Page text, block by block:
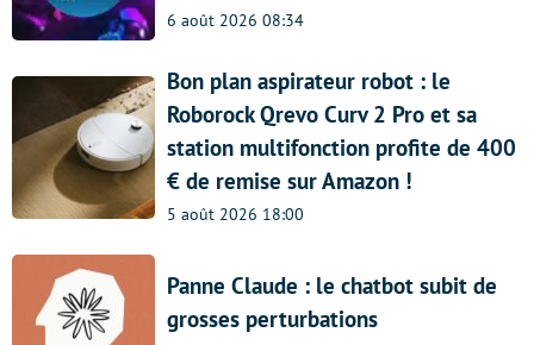
6 août 2026 08:34
Bon plan aspirateur robot : le
Roborock Qrevo Curv 2 Pro et sa
station multifonction profite de 400
€ de remise sur Amazon !
5 août 2026 18:00
Panne Claude : le chatbot subit de
grosses perturbations